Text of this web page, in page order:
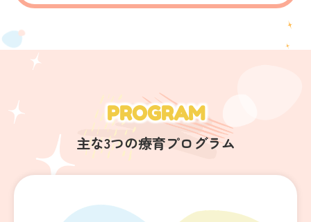
PROGRAM
主な3つの療育プログラム